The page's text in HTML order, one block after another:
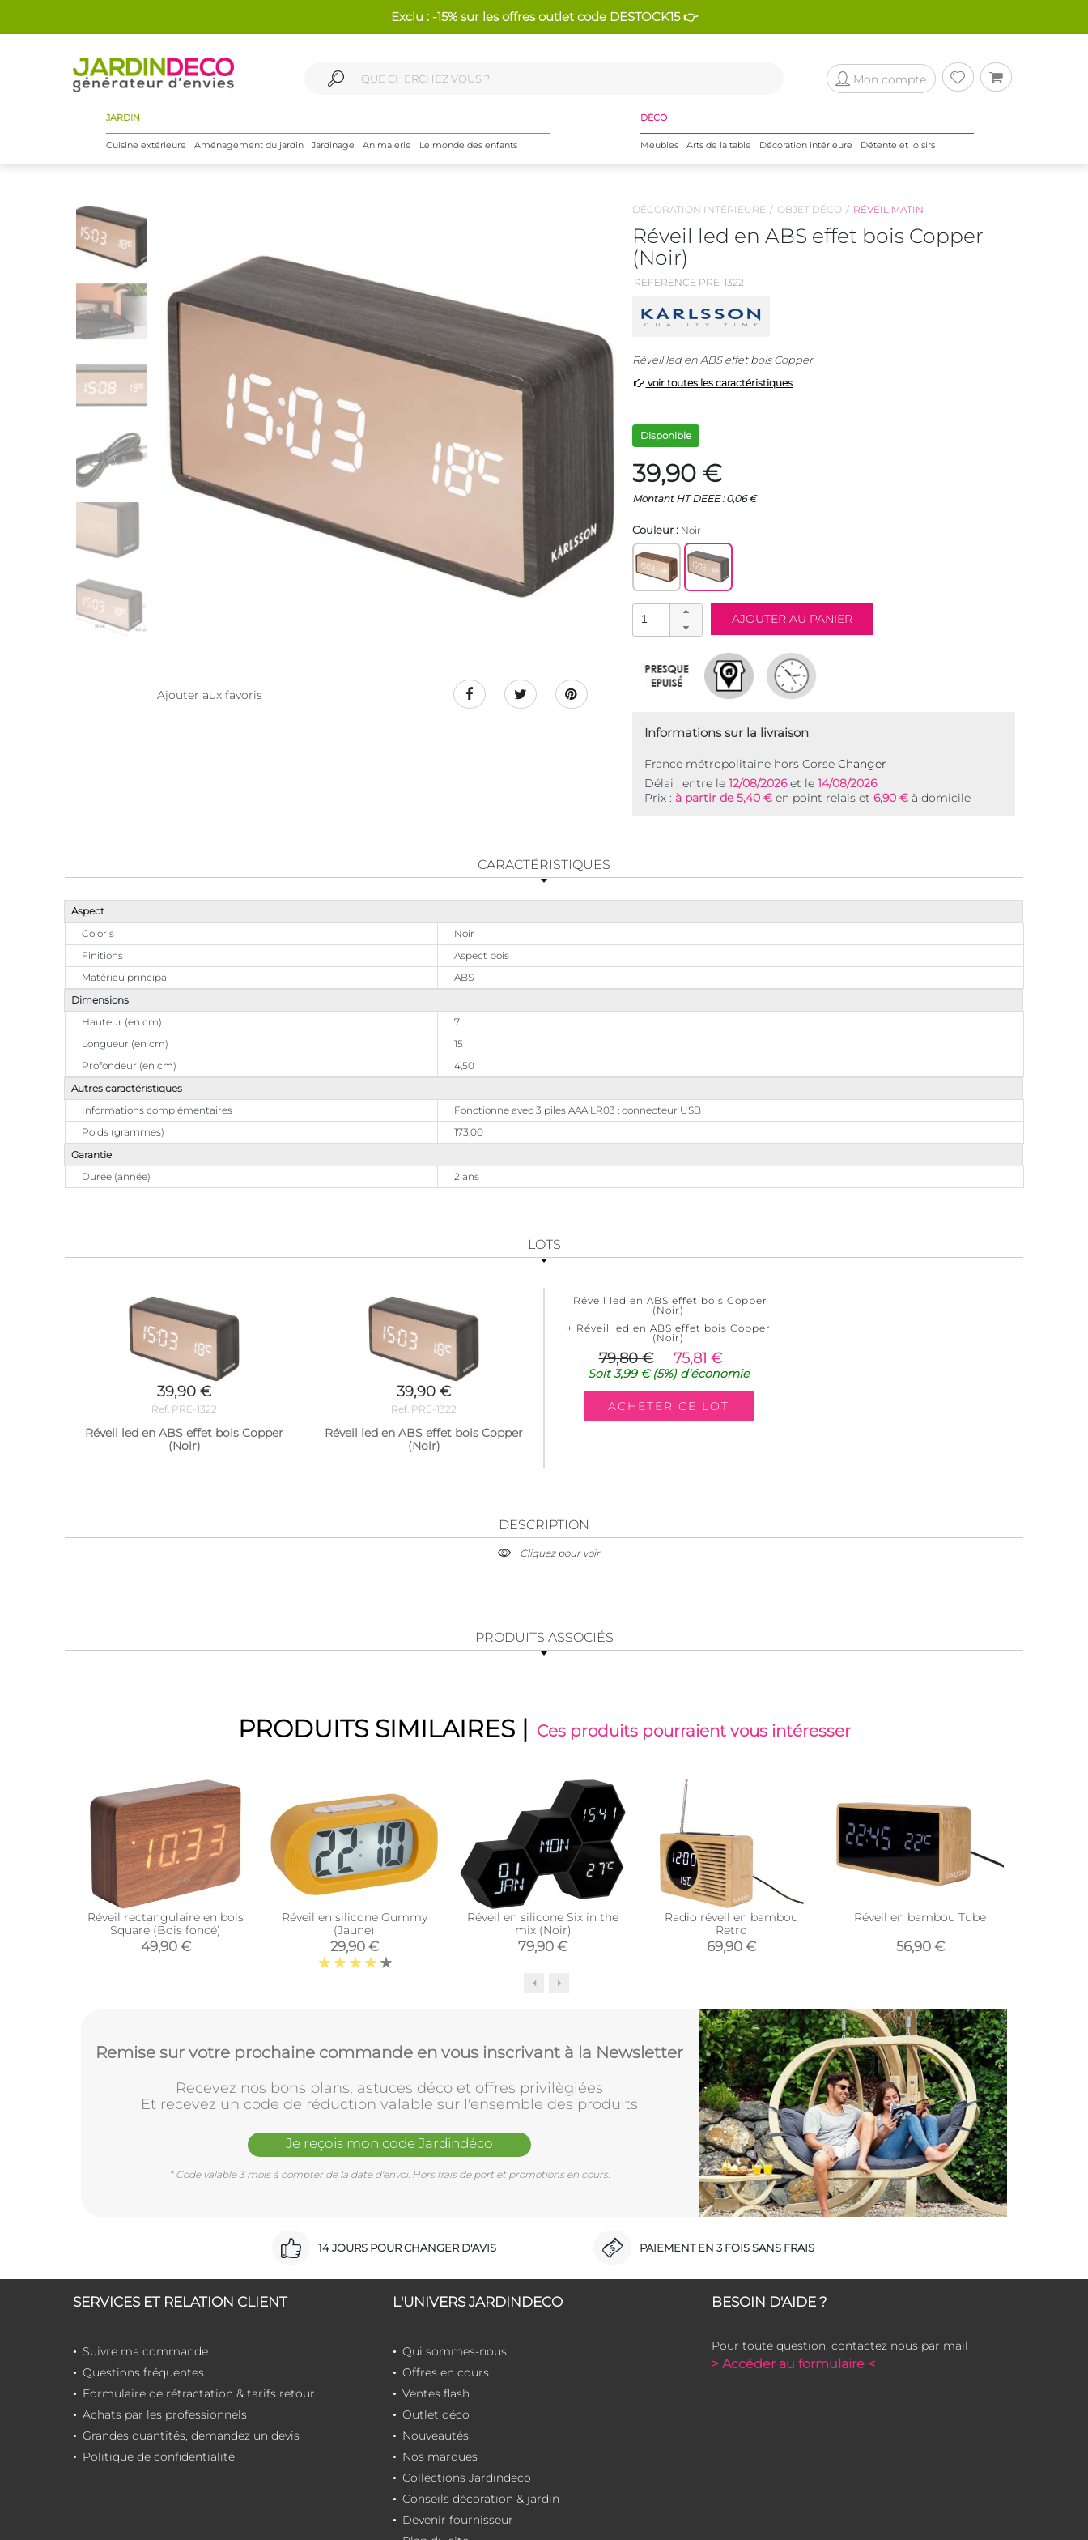
Exclu : -15% sur les offres outlet code DESTOCK15 👉
Mon compte
JARDIN
Cuisine extérieure Aménagement du jardin Jardinage Animalerie Le monde des enfants
DÉCO
Meubles Arts de la table Décoration intérieure Détente et loisirs
Ajouter aux favoris
DÉCORATION INTÉRIEURE OBJET DÉCO RÉVEIL MATIN
Réveil led en ABS effet bois Copper
(Noir)
REFERENCE PRE-1322
Réveil led en ABS effet bois Copper
voir toutes les caractéristiques
Disponible
39,90 €
Montant HT DEEE : 0,06 €
Couleur : Noir
Informations sur la livraison
France métropolitaine hors Corse Changer
Délai : entre le 12/08/2026et le 14/08/2026
Prix : à partir de 5,40 € en point relais et 6,90 €à domicile
CARACTÉRISTIQUES
Aspect
Coloris
Noir
Finitions
Aspect bois
Matériau principal
ABS
Dimensions
Hauteur (en cm)
7
Longueur (en cm)
15
Profondeur (en cm)
4,50
Autres caractéristiques
Informations complémentaires
Fonctionne avec 3 piles AAA LR03 ; connecteur USB
Poids (grammes)
173,00
Garantie
Durée (année)
2 ans
LOTS
39,90 €
Ref. PRE-1322
Réveil led en ABS effet bois Copper
(Noir)
39,90 €
Ref. PRE-1322
Réveil led en ABS effet bois Copper
(Noir)
Réveil led en ABS effet bois Copper
(Noir)
+ Réveil led en ABS effet bois Copper
(Noir)
79,80 € 75,81 €
Soit3,99 €(5%)d'économie
DESCRIPTION
Cliquez pour voir
PRODUITS ASSOCIÉS
PRODUITS SIMILAIRES | Ces produits pourraient vous intéresser
Réveil rectangulaire en bois
Square (Bois foncé)
49,90 €
Réveil en silicone Gummy
(Jaune)
29,90 €
Réveil en silicone Six in the
mix (Noir)
79,90 €
Radio réveil en bambou
Retro
69,90 €
Réveil en bambou Tube
56,90 €
Remise sur votre prochaine commande en vous inscrivant à la Newsletter
Recevez nos bons plans, astuces déco et offres privilègiées
Et recevez un code de réduction valable sur l'ensemble des produits
Je reçois mon code Jardindéco
* Code valable 3 mois à compter de la date d'envoi. Hors frais de port et promotions en cours.
14 JOURS POUR CHANGER D'AVIS PAIEMENT EN 3 FOIS SANS FRAIS
SERVICES ET RELATION CLIENT
Suivre ma commande
Questions fréquentes
Formulaire de rétractation & tarifs retour
Achats par les professionnels
Grandes quantités, demandez un devis
Politique de confidentialité
L'UNIVERS JARDINDECO
Qui sommes-nous
Offres en cours
Ventes flash
Outlet déco
Nouveautés
Nos marques
Collections Jardindeco
Conseils décoration & jardin
Devenir fournisseur
BESOIN D'AIDE ?
Pour toute question, contactez nous par mail
> Accéder au formulaire <